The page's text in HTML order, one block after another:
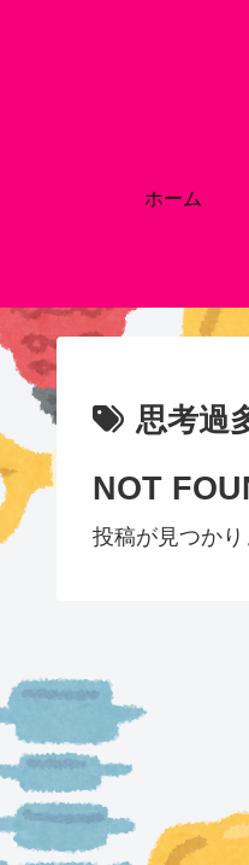
ホーム
思考過
NOT
投稿が見つかり